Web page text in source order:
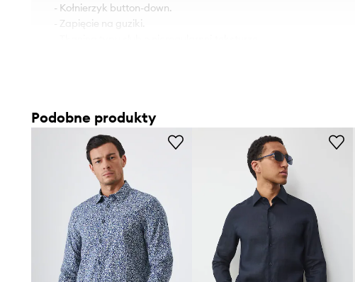
- Kołnierzyk button-down.
- Zapięcie na guziki.
- Szerokość w klatce piersiowej: 58,5 cm.
- Szerokość w barkach: 47,5 cm.
- Wymiary podane dla rozmiaru: L.
Podobne produkty